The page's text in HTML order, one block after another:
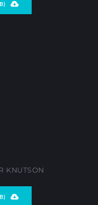
KNUTSON